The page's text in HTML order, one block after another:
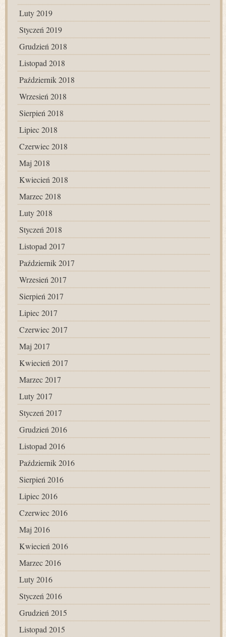
Luty 2019
Styczeń 2019
Grudzień 2018
Listopad 2018
Październik 2018
Wrzesień 2018
Sierpień 2018
Lipiec 2018
Czerwiec 2018
Maj 2018
Kwiecień 2018
Marzec 2018
Luty 2018
Styczeń 2018
Listopad 2017
Październik 2017
Wrzesień 2017
Sierpień 2017
Lipiec 2017
Czerwiec 2017
Maj 2017
Kwiecień 2017
Marzec 2017
Luty 2017
Styczeń 2017
Grudzień 2016
Listopad 2016
Październik 2016
Sierpień 2016
Lipiec 2016
Czerwiec 2016
Maj 2016
Kwiecień 2016
Marzec 2016
Luty 2016
Styczeń 2016
Grudzień 2015
Listopad 2015